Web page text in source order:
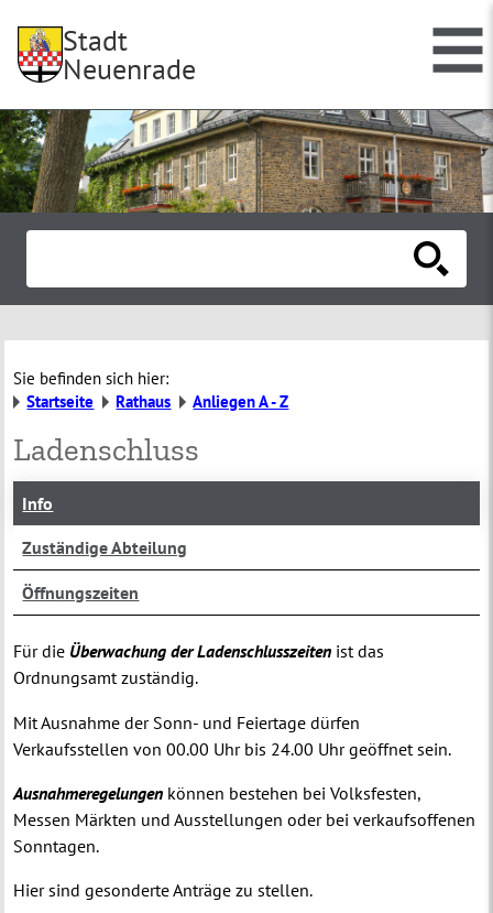
Stadt
Neuenrade
Sie befinden sich hier:
Startseite
Rathaus Anliegen A - Z
Ladenschluss
Info
Zuständige Abteilung
Öffnungszeiten
Für die Überwachung der Ladenschlusszeiten ist das
Ordnungsamt zuständig.
Mit Ausnahme der Sonn- und Feiertage dürfen
Verkaufsstellen von 00.00 Uhr bis 24.00 Uhr geöffnet sein.
Ausnahmeregelungen können bestehen bei Volksfesten,
Messen Märkten und Ausstellungen oder bei verkaufsoffenen
Sonntagen.
Hier sind gesonderte Anträge zu stellen.